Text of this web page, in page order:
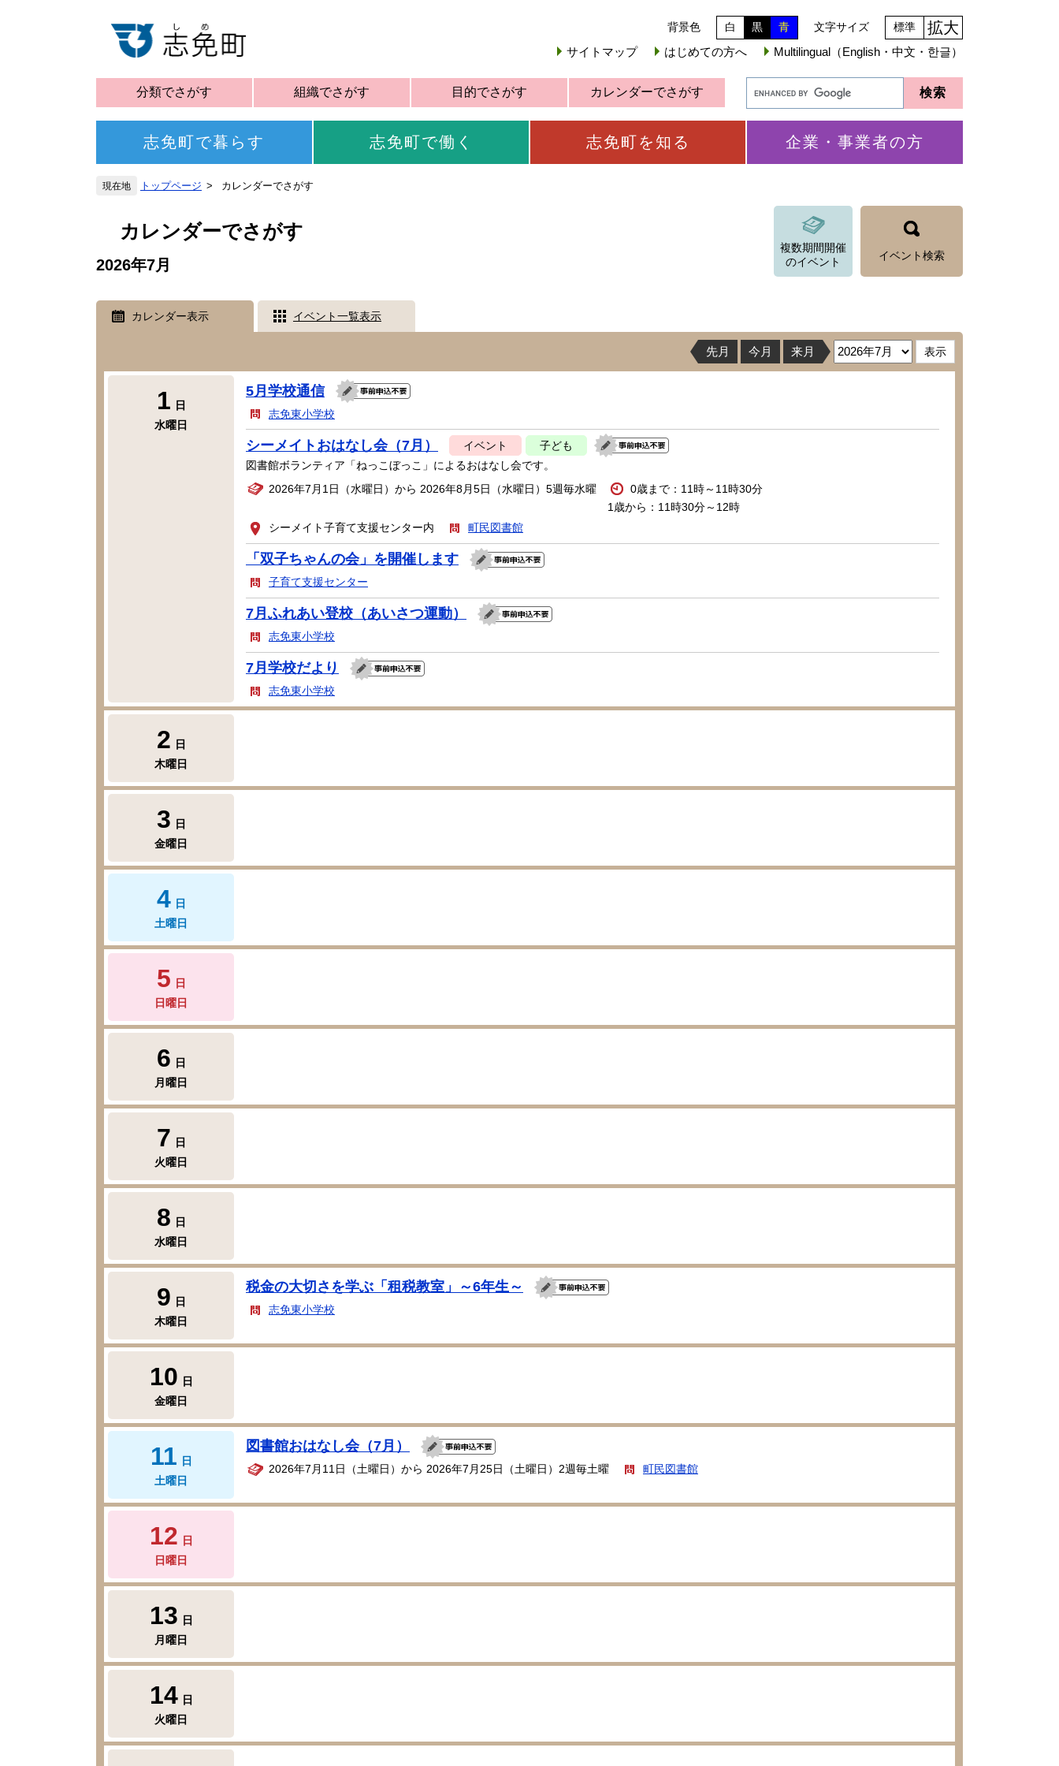
背景色 白 黒 青 文字サイズ 標準 拡大
サイトマップ はじめての方へ Multilingual（English・中文・한글）
分類でさがす 組織でさがす 目的でさがす カレンダーでさがす
志免町で暮らす 志免町で働く 志免町を知る 企業・事業者の方
トップページ カレンダーでさがす
カレンダーでさがす
複数期間開催
のイベント
イベント検索
2026年7月
カレンダー表示 イベント一覧表示
先月 今月 来月
1 日
水曜日
5月学校通信
志免東小学校
シーメイトおはなし会（7月） イベント
子ども
図書館ボランティア「ねっこぼっこ」によるおはなし会です。
2026年7月1日（水曜日）から 2026年8月5日（水曜日）5週毎水曜
0歳まで：11時～11時30分
1歳から：11時30分～12時
シーメイト子育て支援センター内
町民図書館
「双子ちゃんの会」を開催します
子育て支援センター
7月ふれあい登校（あいさつ運動）
志免東小学校
7月学校だより
志免東小学校
2 日
木曜日
3 日
金曜日
4 日
土曜日
5 日
日曜日
6 日
月曜日
7 日
火曜日
8 日
水曜日
9 日
木曜日
税金の大切さを学ぶ「租税教室」～6年生～
志免東小学校
10 日
金曜日
11 日
土曜日
図書館おはなし会（7月）
2026年7月11日（土曜日）から 2026年7月25日（土曜日）2週毎土曜 町民図書館
12 日
日曜日
13 日
月曜日
14 日
火曜日